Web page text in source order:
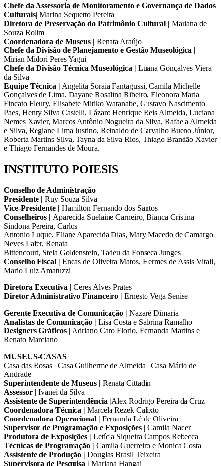
Chefe da Assessoria de Monitoramento e Governança de Dados
Culturais| Marina Sequetto Pereira
Diretora de Preservação do Patrimônio Cultural | Mariana de
Souza Rolim
Coordenadora de Museus | Renata Araújo
Chefe da Divisão de Planejamento e Gestão Museológica |
Mirian Midori Peres Yagui
Chefe da Divisão Técnica Museológica | Luana Gonçalves Viera
da Silva
Equipe Técnica | Angelita Soraia Fantagussi, Camila Michelle
Gonçalves de Lima, Dayane Rosalina Ribeiro, Eleonora Maria
Fincato Fleury, Elisabete Mitiko Watanabe, Gustavo Nascimento
Paes, Henry Silva Castelli, Lázaro Henrique Reis Almeida, Luciana
Nemes Xavier, Marcos Antônio Nogueira da Silva, Rafaela Almeida
e Silva, Regiane Lima Justino, Reinaldo de Carvalho Bueno Júnior,
Roberta Martins Silva, Tayna da Silva Rios, Thiago Brandão Xavier
e Thiago Fernandes de Moura.
INSTITUTO POIESIS
Conselho de Administração
Presidente | Ruy Souza Silva
Vice-Presidente | Hamilton Fernando dos Santos
Conselheiros | Aparecida Suelaine Carneiro, Bianca Cristina
Sindona Pereira, Carlos
Antonio Luque, Eliane Aparecida Dias, Mary Macedo de Camargo
Neves Lafer, Renata
Bittencourt, Stela Goldenstein, Tadeu da Fonseca Junges
Conselho Fiscal | Eneas de Oliveira Matos, Hermes de Assis Vitali,
Mario Luiz Amatuzzi
Diretora Executiva | Ceres Alves Prates
Diretor Administrativo Financeiro | Ernesto Vega Senise
Gerente Executiva de Comunicação | Nazaré Dimaria
Analistas de Comunicação | Lisa Costa e Sabrina Ramalho
Designers Gráficos | Adriano Caro Florio, Fernanda Martins e
Renato Marciano
MUSEUS-CASAS
Casa das Rosas | Casa Guilherme de Almeida | Casa Mário de
Andrade
Superintendente de Museus | Renata Cittadin
Assessor | Ivanei da Silva
Assistente de Superintendência |Alex Rodrigo Pereira da Cruz
Coordenadora Técnica | Marcela Rezek Calixto
Coordenadora Operacional | Fernanda Lé de Oliveira
Supervisor de Programação e Exposições | Camila Nader
Produtora de Exposições | Letícia Siqueira Campos Rebecca
Técnicas de Programação | Camila Guerreiro e Monica Costa
Assistente de Produção | Douglas Brasil Teixeira
Supervisora de Pesquisa | Mariana Hangai